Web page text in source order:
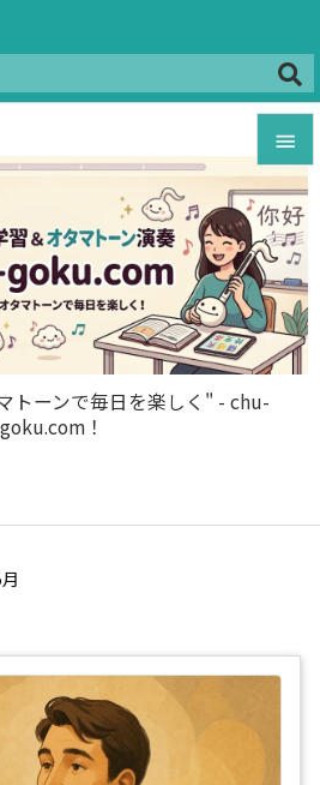
トーンで毎日を楽しく" - chu-
goku.com！


メニュ

サイド

前へ